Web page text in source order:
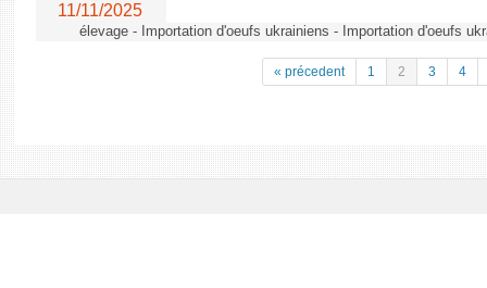
11/11/2025
élevage - Importation d'oeufs ukrainiens - Importation d'oeufs
« précedent 1 2 3 4